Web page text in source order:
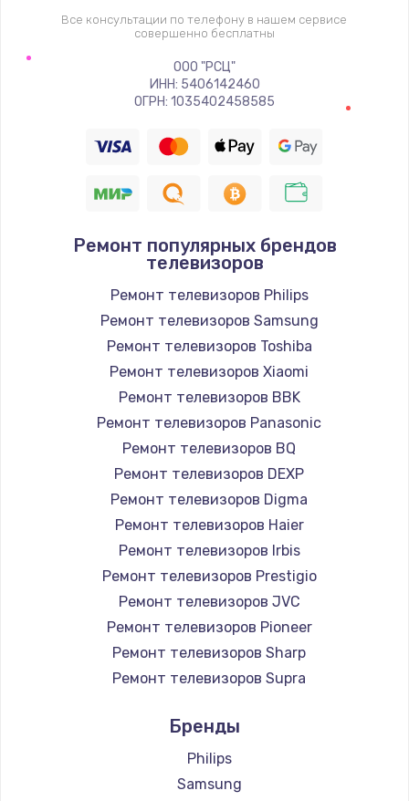
Заказать
Восстановление цепи питания, пайка
880 руб.
390 руб.
Замена Bluetooth/Wi-Fi модуля
800 руб.
Замена картридера
Заказать
Замена микросхемы NFC
1100 руб.
Заказать
Замена шим-контроллера
3900 руб.
Заказать
1030 руб.
Заказать
Все консультации по телефону в нашем сервисе
совершенно бесплатны
ООО "РСЦ"
ИНН: 5406142460
ОГРН: 1035402458585
Ремонт популярных брендов
телевизоров
Ремонт телевизоров Philips
Ремонт телевизоров Samsung
Ремонт телевизоров Toshiba
Ремонт телевизоров Xiaomi
Ремонт телевизоров BBK
Ремонт телевизоров Panasonic
Ремонт телевизоров BQ
Ремонт телевизоров DEXP
Ремонт телевизоров Digma
Ремонт телевизоров Haier
Ремонт телевизоров Irbis
Ремонт телевизоров Prestigio
Ремонт телевизоров JVC
Ремонт телевизоров Pioneer
Ремонт телевизоров Sharp
Ремонт телевизоров Supra
Ремонт телевизоров Hisense
Ремонт телевизоров Daewoo
Ремонт телевизоров Centek
Бренды
Philips
Samsung